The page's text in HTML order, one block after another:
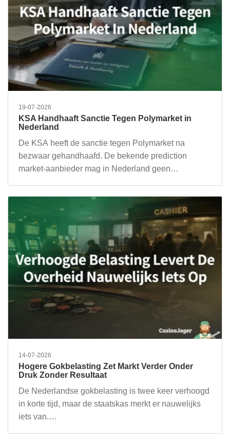
19-07-2026
KSA Handhaaft Sanctie Tegen Polymarket in
Nederland
De KSA heeft de sanctie tegen Polymarket na
bezwaar gehandhaafd. De bekende prediction
market-aanbieder mag in Nederland geen…
14-07-2026
Hogere Gokbelasting Zet Markt Verder Onder
Druk Zonder Resultaat
De Nederlandse gokbelasting is twee keer verhoogd
in korte tijd, maar de staatskas merkt er nauwelijks
iets van.…